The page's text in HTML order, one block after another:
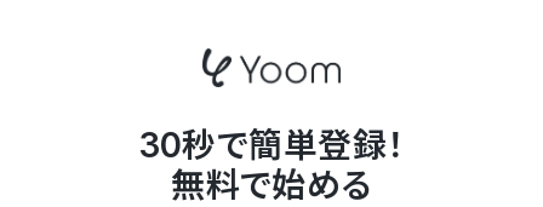
30秒で簡単登録！
無料で始める